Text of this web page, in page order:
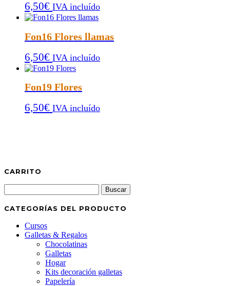
6,50€ IVA incluído
Fon16 Flores llamas
6,50€ IVA incluído
Fon19 Flores
6,50€ IVA incluído
CARRITO
CATEGORÍAS DEL PRODUCTO
Cursos
Galletas & Regalos
Chocolatinas
Galletas
Hogar
Kits decoración galletas
Papelería